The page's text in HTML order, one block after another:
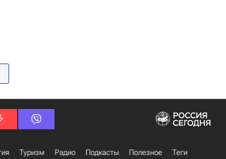
Туризм Радио Подкасты Полезное
Теги